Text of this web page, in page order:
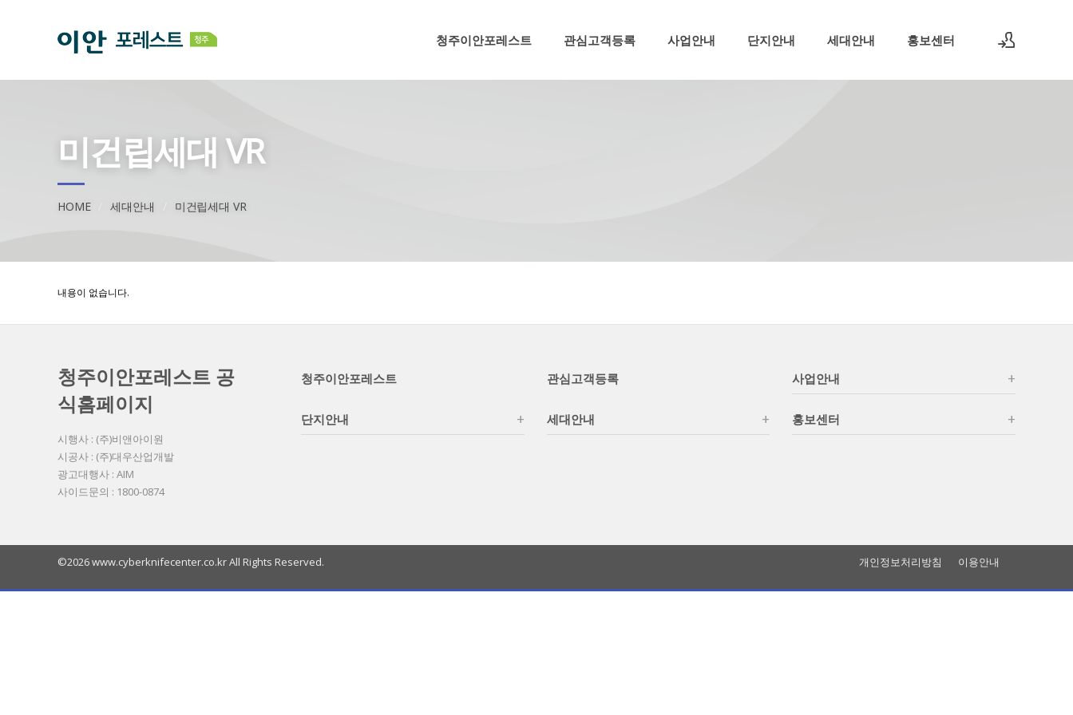
청주이안포레스트 관심고객등록 사업안내 단지안내 세대안내 홍보센터
미건립세대 VR
HOME 세대안내 미건립세대 VR
내용이 없습니다.
청주이안포레스트 공
식홈페이지
시행사 : (주)비앤아이원
시공사 : (주)대우산업개발
광고대행사 : AIM
사이드문의 : 1800-0874
청주이안포레스트 관심고객등록 사업안내
단지안내 세대안내 홍보센터
©2026 www.cyberknifecenter.co.kr All Rights Reserved. 이용안내
개인정보처리방침